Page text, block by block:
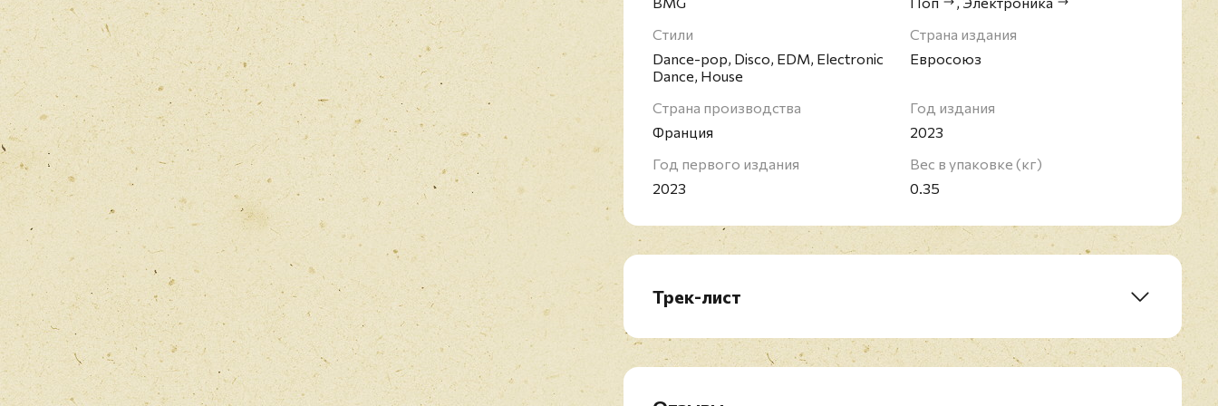
Стили
Dance-pop, Disco, EDM, Electronic
Dance, House
Страна издания
Евросоюз
Страна производства
Франция
Год издания
2023
Год первого издания
2023
Вес в упаковке (кг)
0.35
Трек-лист
A2. Hold On To Now
A3. Things We Do For Love